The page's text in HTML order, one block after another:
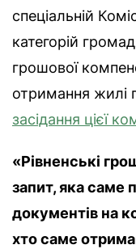
спеціальній
категорій
грошової
отримання жилі
засідання цієї
«Рівненські
запит, яка саме
документів на
хто саме